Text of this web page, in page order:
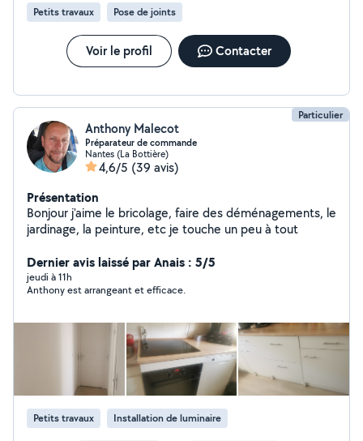
problèmes. Je travaille proprement, j'arrive à l'heure, et
je connais les règles de sécurité
Petits travaux Pose de joints
Voir le profil Contacter
Particulier
Anthony Malecot
Préparateur de commande
Nantes (La Bottière)
4,6/5 (39 avis)
Présentation
Bonjour j'aime le bricolage, faire des déménagements, le
jardinage, la peinture, etc je touche un peu à tout
Dernier avis laissé par Anais : 5/5
jeudi à 11h
Anthony est arrangeant et efficace.
Petits travaux Installation de luminaire